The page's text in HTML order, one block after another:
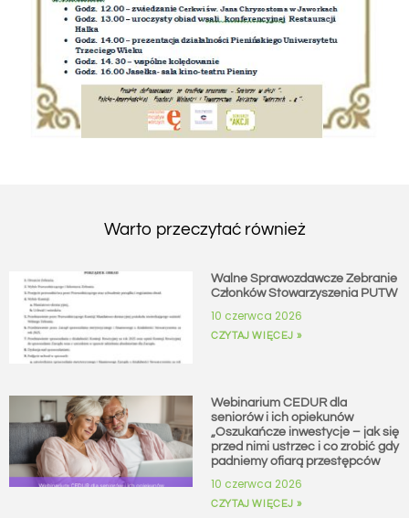
Warto przeczytać również
Walne Sprawozdawcze Zebranie
Członków Stowarzyszenia PUTW
10 czerwca 2026
CZYTAJ WIĘCEJ »
Webinarium CEDUR dla
seniorów i ich opiekunów
„Oszukańcze inwestycje – jak się
przed nimi ustrzec i co zrobić gdy
padniemy ofiarą przestępców
10 czerwca 2026
CZYTAJ WIĘCEJ »